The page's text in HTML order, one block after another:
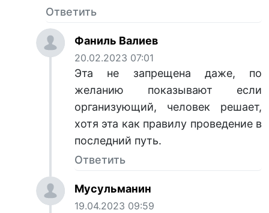
Ответить
Фаниль Валиев
20.02.2023 07:01
Эта не запрещена даже, по
желанию показывают если
организующий, человек решает,
хотя эта как правилу проведение в
последний путь.
Ответить
Муcyльмaнин
19.04.2023 09:59